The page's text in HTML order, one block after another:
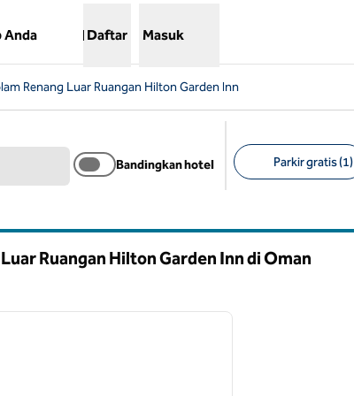
Anda
baru
Daftar Masuk
Renang Luar Ruangan Hilton Garden Inn
Bandingkan hotel Parkir gratis (1)
Ruangan Hilton Garden Inn di Oman
gambar berikutnya